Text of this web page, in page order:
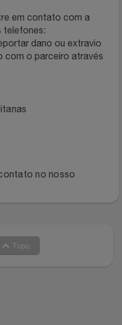
em contato com a
telefones:
dano ou extravio
com o parceiro através
no nosso
Topo